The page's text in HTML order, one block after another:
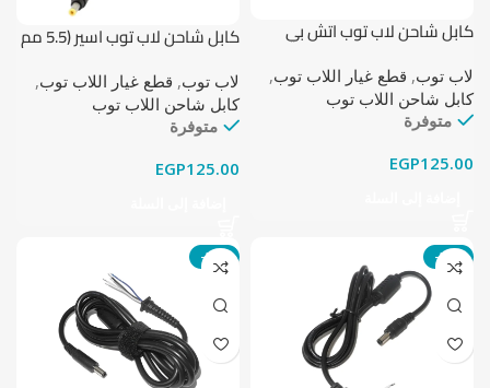
كابل شاحن لاب توب اتش بي
لاب توب, قطع غيار اللاب توب,
كابل شاحن اللاب توب
متوفرة
EGP125.00
كابل شاحن لاب توب اسير (5.5 مم
لاب توب, قطع غيار اللاب توب,
كابل شاحن اللاب توب
متوفرة
EGP125.00
-22%
-22%